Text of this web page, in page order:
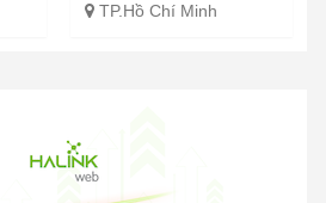
TP.Hồ Chí Minh